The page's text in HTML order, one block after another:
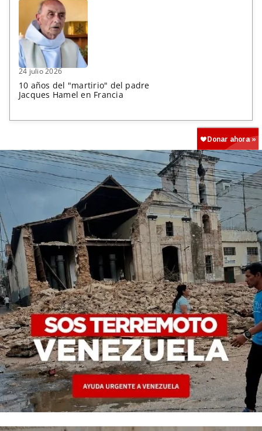
24 julio 2026
10 años del "martirio" del padre
Jacques Hamel en Francia